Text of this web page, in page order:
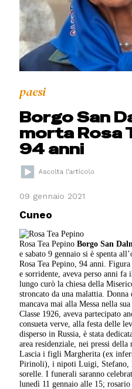
paesi
Borgo San
morta Rosa
94 anni
09 gennaio 2021
Cuneo
Rosa Tea PepinoBorgo San
e sabato 9 gennaio si è spenta
Rosa Tea Pepino, 94 anni.
e sorridente, aveva perso anni
lungo curò la chiesa della
stroncato da una malattia.
mancava mai alla Messa nella
Classe 1926, aveva partecipato
consueta verve, alla festa delle
disperso in Russia, è stata
area residenziale, nei pressi della
Lascia i figli Margherita (ex
Pirinoli), i nipoti Luigi, Stefano,
sorelle. I funerali saranno
lunedì 11 gennaio alle 15; rosario